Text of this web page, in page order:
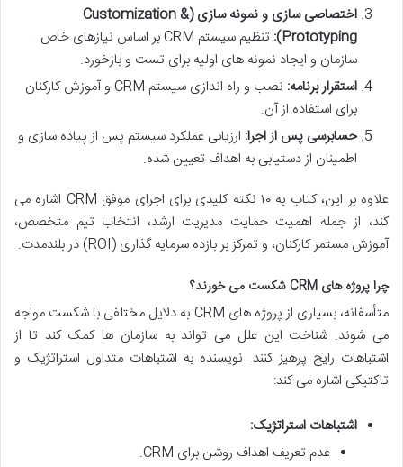
اختصاصی سازی و نمونه سازی (Customization &
Prototyping):
تنظیم سیستم CRM بر اساس نیازهای خاص
سازمان و ایجاد نمونه های اولیه برای تست و بازخورد.
استقرار برنامه:
نصب و راه اندازی سیستم CRM و آموزش کارکنان
برای استفاده از آن.
حسابرسی پس از اجرا: ارزیابی عملکرد سیستم پس از پیاده سازی و
اطمینان از دستیابی به اهداف تعیین شده.
علاوه بر این، کتاب به ۱۰ نکته کلیدی برای اجرای موفق CRM اشاره می
کند، از جمله اهمیت حمایت مدیریت ارشد، انتخاب تیم متخصص،
آموزش مستمر کارکنان، و تمرکز بر بازده سرمایه گذاری (ROI) در بلندمدت.
چرا پروژه های CRM شکست می خورند؟
متأسفانه، بسیاری از پروژه های CRM به دلایل مختلفی با شکست مواجه
می شوند. شناخت این علل می تواند به سازمان ها کمک کند تا از
اشتباهات رایج پرهیز کنند. نویسنده به اشتباهات متداول استراتژیک و
تاکتیکی اشاره می کند:
اشتباهات استراتژیک:
عدم تعریف اهداف روشن برای CRM.